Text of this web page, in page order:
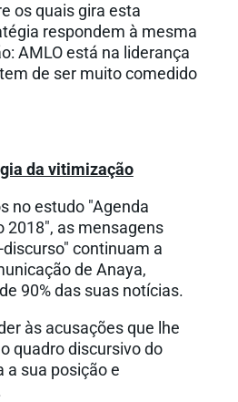
os quais gira esta
respondem à mesma
AMLO está na liderança
de ser muito comedido
da vitimização
no estudo "Agenda
2018", as mensagens
continuam a
de Anaya,
90% das suas notícias.
às acusações que lhe
quadro discursivo do
a sua posição e